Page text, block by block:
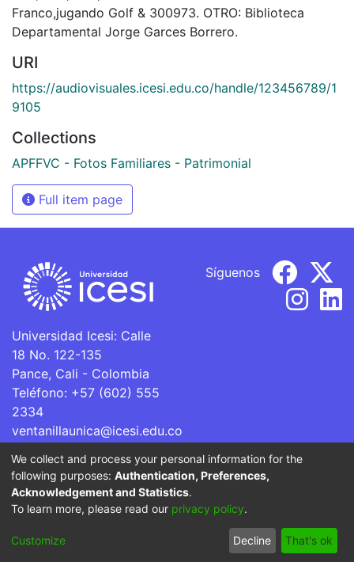
Franco,jugando Golf & 300973. OTRO: Biblioteca
Departamental Jorge Garces Borrero.
URI
https://audiovisuales.icesi.edu.co/handle/123456789/1
9105
Collections
APFFVC - Fotos Familiares - Patrimonial
Full item page
Universidad Icesi: Calle
18 No. 122-135
Pance, Cali - Colombia
Teléfono: +57 (602) 555
2334
ventanillaunica@icesi.edu.co
Síguenos
La Universidad Icesi es una Institución de Educación
Superior que se encuentra sujeta a inspección y vigilancia
por parte del Ministerio de Educación Nacional.
Cookie
End User
Agreement
Send
Feedback
We collect and process your personal information for the
following purposes: Authentication, Preferences,
Acknowledgement and Statistics.
To learn more, please read our privacy policy.
Customize Decline That's ok